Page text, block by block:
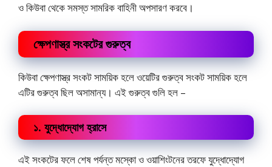
ও কিউবা থেকে সমস্ত সামরিক বাহিনী অপসারণ করবে।
ক্ষেপণাস্ত্র সংকটের গুরুত্ব
কিউবা ক্ষেপণাস্ত্র সংকট সাময়িক হলে ওয়েটির গুরুত্ব সংকট সাময়িক হলে
এটির গুরুত্ব ছিল অসামান্য। এই গুরুত্ব গুলি হল –
১. যুদ্ধোদ্যোগ হ্রাসে
এই সংকটের ফলে শেষ পর্যন্ত মস্কো ও ওয়াশিংটনের তরফে যুদ্ধোদ্যোগ